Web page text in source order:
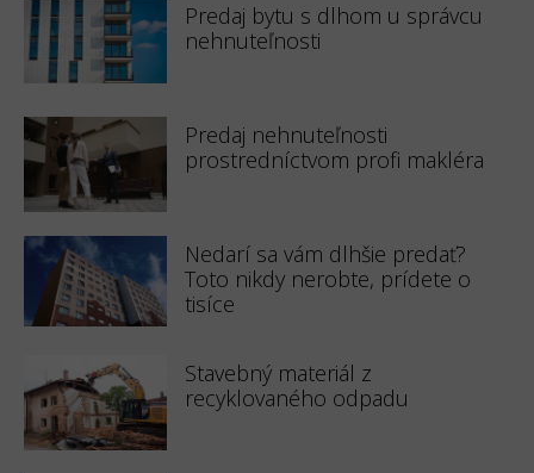
Predaj bytu s dlhom u správcu
nehnuteľnosti
Predaj nehnuteľnosti
prostredníctvom profi makléra
Nedarí sa vám dlhšie predať?
Toto nikdy nerobte, prídete o
tisíce
Stavebný materiál z
recyklovaného odpadu